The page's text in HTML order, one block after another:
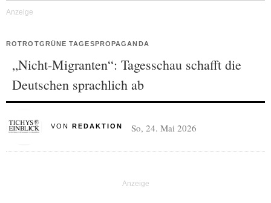
ROTROTGRÜNE TAGESPROPAGANDA
„Nicht-Migranten“: Tagesschau schafft die
Deutschen sprachlich ab
VON REDAKTION So, 24. Mai 2026